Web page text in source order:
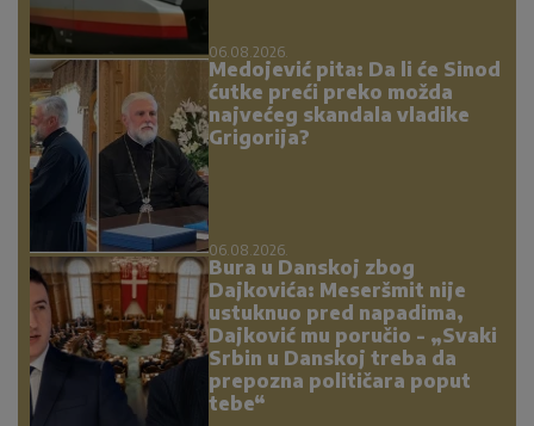
06.08.2026.
Medojević pita: Da li će Sinod
ćutke preći preko možda
najvećeg skandala vladike
Grigorija?
06.08.2026.
Bura u Danskoj zbog
Dajkovića: Meseršmit nije
ustuknuo pred napadima,
Dajković mu poručio - „Svaki
Srbin u Danskoj treba da
prepozna političara poput
tebe“